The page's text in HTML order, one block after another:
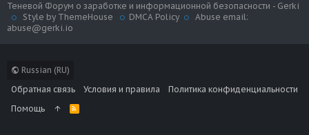
Russian (RU)
Обратная связь
Условия и правила
Политика конфиденциальности
Помощь
R
S
Теневой Форум о заработке и информационной безопасности - Gerki
Style by ThemeHouse
DMCA Policy
Abuse email:
abuse@gerki.io